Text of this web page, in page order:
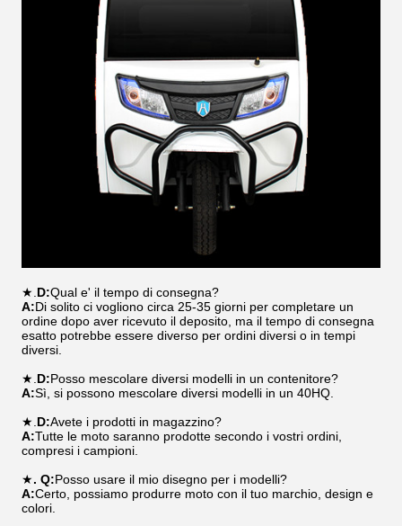
★. D:Qual e' il tempo di consegna?
A:Di solito ci vogliono circa 25-35 giorni per completare un
ordine dopo aver ricevuto il deposito, ma il tempo di consegna
esatto potrebbe essere diverso per ordini diversi o in tempi
diversi.
★. D:Posso mescolare diversi modelli in un contenitore?
A:Sì, si possono mescolare diversi modelli in un 40HQ.
★. D:Avete i prodotti in magazzino?
A:Tutte le moto saranno prodotte secondo i vostri ordini,
compresi i campioni.
★. Q:Posso usare il mio disegno per i modelli?
A:Certo, possiamo produrre moto con il tuo marchio, design e
colori.